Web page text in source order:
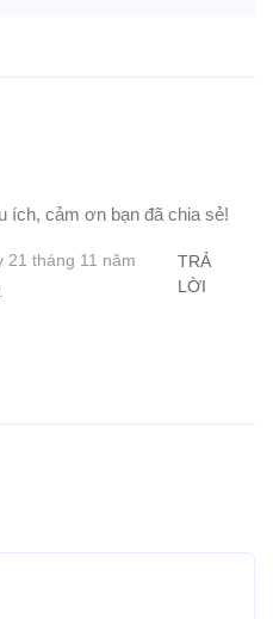
ích, cảm ơn bạn đã chia sẻ!
21 tháng 11 năm
TRẢ
LỜI